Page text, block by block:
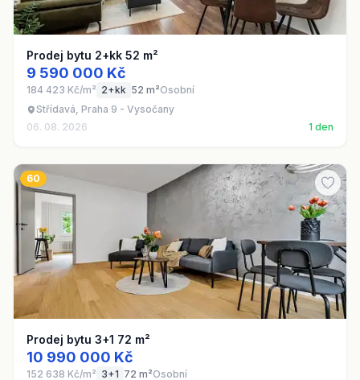
Prodej bytu 2+kk 52 m²
9 590 000 Kč
184 423 Kč/m² 2+kk 52 m²Osobní
Střídavá, Praha 9 - Vysočany
06. 08. 2026
1 den
60
Prodej bytu 3+1 72 m²
10 990 000 Kč
152 638 Kč/m² 3+1 72 m²Osobní